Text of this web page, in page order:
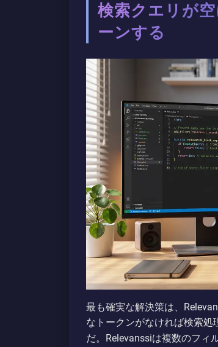
検索クエリが
ーンする
最も確実な解決策は、
なトークンがなければ検索
だ。Relevanssiは複数のフィ